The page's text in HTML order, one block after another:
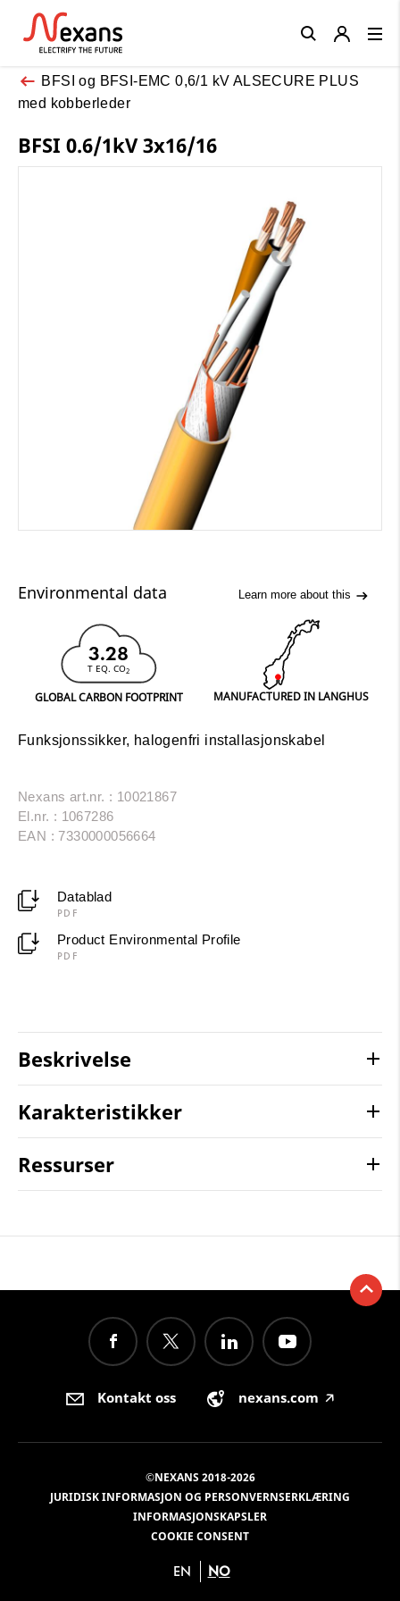
BFSI og BFSI-EMC 0,6/1 kV ALSECURE PLUS
med kobberleder
BFSI 0.6/1kV 3x16/16
Environmental data Learn more about this
3.28
T EQ. CO2
GLOBAL CARBON FOOTPRINT MANUFACTURED IN LANGHUS
Funksjonssikker, halogenfri installasjonskabel
Nexans art.nr. : 10021867
El.nr. : 1067286
EAN : 7330000056664
Datablad
PDF
Product Environmental Profile
PDF
Beskrivelse
Karakteristikker
Ressurser
Close
Kontakt oss nexans.com 🡥
©NEXANS 2018-2026
JURIDISK INFORMASJON OG PERSONVERNSERKLÆRING
INFORMASJONSKAPSLER
COOKIE CONSENT
EN NO